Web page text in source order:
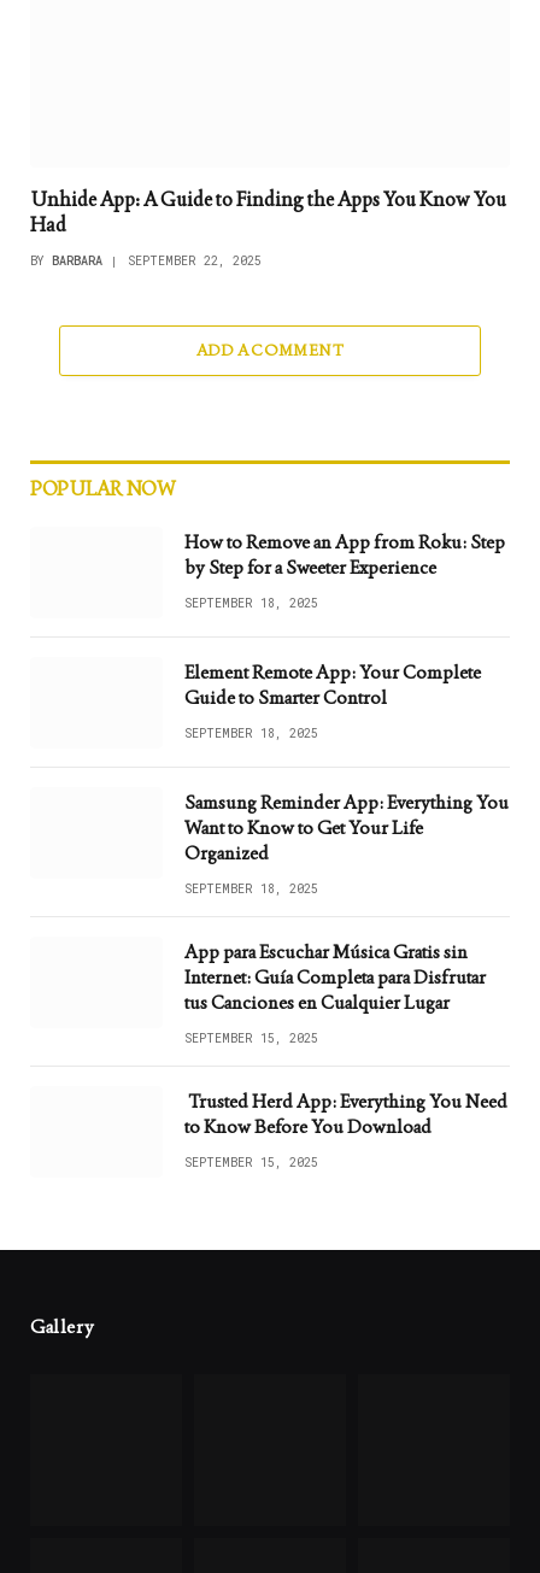
Unhide App: A Guide to Finding the Apps You Know You
Had
BY BARBARA SEPTEMBER 22, 2025
ADD A COMMENT
POPULAR NOW
How to Remove an App from Roku: Step
by Step for a Sweeter Experience
SEPTEMBER 18, 2025
Element Remote App: Your Complete
Guide to Smarter Control
SEPTEMBER 18, 2025
Samsung Reminder App: Everything You
Want to Know to Get Your Life
Organized
SEPTEMBER 18, 2025
App para Escuchar Música Gratis sin
Internet: Guía Completa para Disfrutar
tus Canciones en Cualquier Lugar
SEPTEMBER 15, 2025
Trusted Herd App: Everything You Need
to Know Before You Download
SEPTEMBER 15, 2025
Gallery